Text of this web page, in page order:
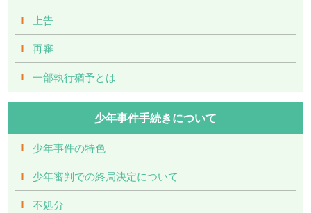
上告
再審
一部執行猶予とは
少年事件手続きについて
少年事件の特色
少年審判での終局決定について
不処分